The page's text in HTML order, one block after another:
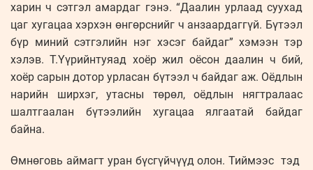
харин ч сэтгэл амардаг гэнэ. “Даалин урлаад суухад
цаг хугацаа хэрхэн өнгөрснийг ч анзаардаггүй. Бүтээл
бүр миний сэтгэлийн нэг хэсэг байдаг” хэмээн тэр
хэлэв. Т.Үүрийнтуяад хоёр жил оёсон даалин ч бий,
хоёр сарын дотор урласан бүтээл ч байдаг аж. Оёдлын
нарийн ширхэг, утасны төрөл, оёдлын нягтралаас
шалтгаалан бүтээлийн хугацаа ялгаатай байдаг
байна.
Өмнөговь аймагт уран бүсгүйчүүд олон. Тиймээс тэд